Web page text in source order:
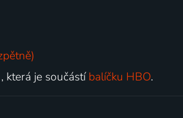
, která je součástíbalíčku HBO.